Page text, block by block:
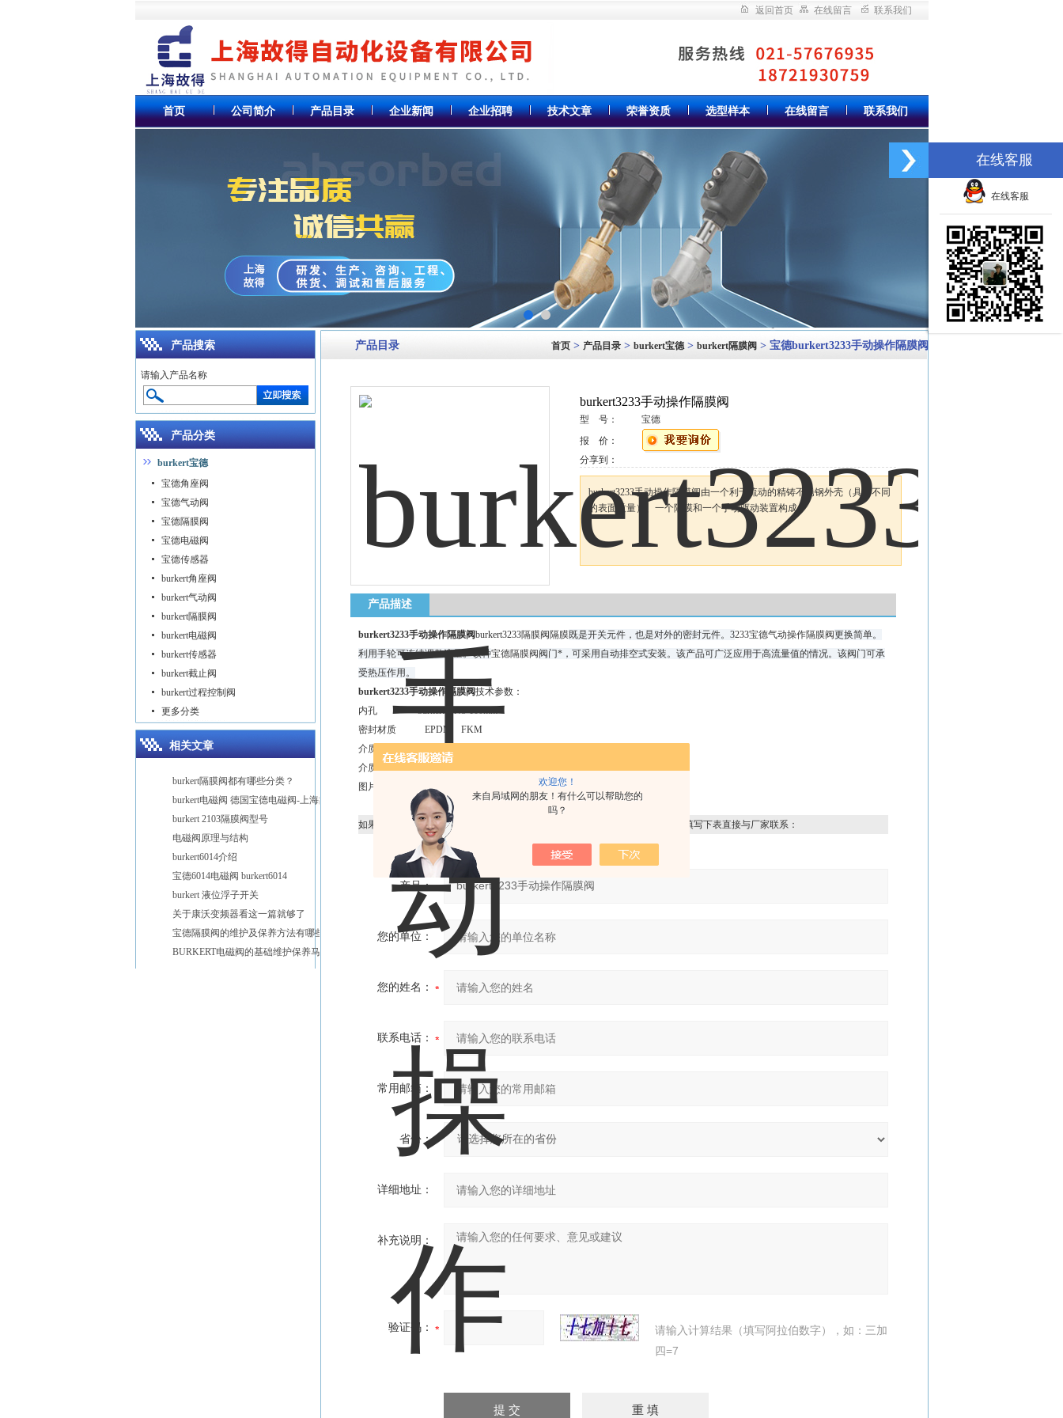
欢迎您！
来自局域网的朋友！有什么可以帮助您的
吗？
返回首页 在线留言 联系我们
首页 公司简介 产品目录 企业新闻 企业招聘 技术文章 荣誉资质 选型样本 在线留言 联系我们
产品目录 首页> 产品目录> burkert宝德> burkert隔膜阀> 宝德burkert3233手动操作隔膜阀
burkert3233手动操作隔膜阀
型 号：
宝德
报 价：
分享到：
burkert3233手动操作隔膜阀由一个利于流动的精铸不锈钢外壳（具有不同
的表面质量）、一个隔膜和一个手动驱动装置构成。
产品描述
burkert3233手动操作隔膜阀burkert3233隔膜阀隔膜既是开关元件，也是对外的密封元件。3233宝德气动操作隔膜阀更换简单。
利用手轮可连续调整流量。该种宝德隔膜阀 阀门*，可采用自动排空式安装。该产品可广泛应用于高流量值的情况。该阀门可承
受热压作用。
burkert3233手动操作隔膜阀技术参数：
内孔 burkert DN8-100mm
密封材质 EPDM FKM
介质 中性气体和液体
介质压力 burkert PN10bar 7bar 5bar
图片：
如果你对 宝德burkert3233手动操作隔膜阀 感兴趣，想了解更详细的产品信息，填写下表直接与厂家联系：
产品：
您的单位：
您的姓名：
联系电话：
常用邮箱：
省份：
详细地址：
补充说明：
验证码：
请输入计算结果（填写阿拉伯数字），如：三加
四=7
产品搜索
请输入产品名称
产品分类
burkert宝德
宝德角座阀
宝德气动阀
宝德隔膜阀
宝德电磁阀
宝德传感器
burkert角座阀
burkert气动阀
burkert隔膜阀
burkert电磁阀
burkert传感器
burkert截止阀
burkert过程控制阀
更多分类
相关文章
burkert隔膜阀都有哪些分类？
burkert 2103隔膜阀型号
电磁阀原理与结构
burkert6014介绍
宝德6014电磁阀 burkert6014
burkert 液位浮子开关
关于康沃变频器看这一篇就够了
宝德隔膜阀的维护及保养方法有哪些
在线客服
在线客服